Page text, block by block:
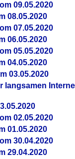
09.05.2020
08.05.2020
07.05.2020
06.05.2020
05.05.2020
04.05.2020
03.05.2020
langsamen
02.05.2020
01.05.2020
30.04.2020
29.04.2020